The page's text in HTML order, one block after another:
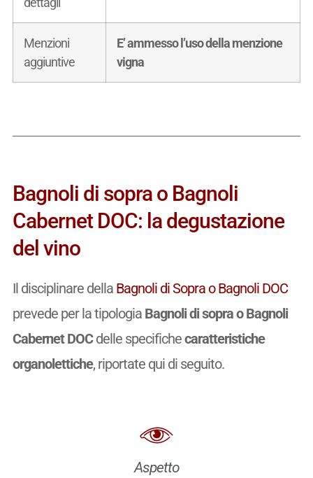
Menzioni
aggiuntive
E’ ammesso l’uso della menzione
vigna
Bagnoli di sopra o Bagnoli
Cabernet DOC: la degustazione
del vino
Il disciplinare della Bagnoli di Sopra o Bagnoli DOC
prevede per la tipologia Bagnoli di sopra o Bagnoli
Cabernet DOCdelle specifichecaratteristiche
organolettiche, riportate qui di seguito.
Aspetto